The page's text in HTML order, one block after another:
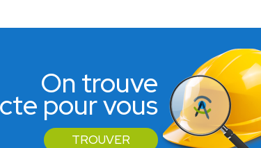
On trouve
pour vous
TROUVER